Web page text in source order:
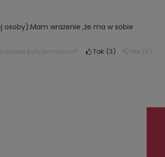
osoby).Mam wrażenie ,że ma w sobie
opinia była pomocna? Tak 3 Nie 0